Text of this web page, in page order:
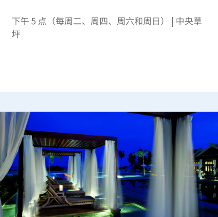
下午 5 点（每周二、周四、周六和周日） | 中央草
坪